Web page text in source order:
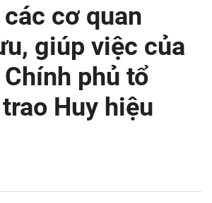
cơ quan
giúp việc của
phủ tổ
Huy hiệu